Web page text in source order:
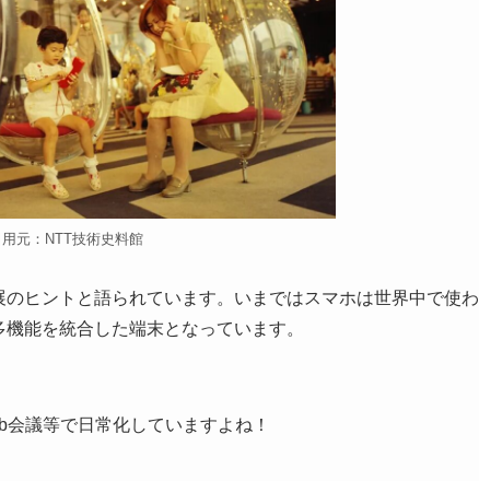
用元：NTT技術史料館
ヒントと語られています。いまではスマホは世界中で使わ
能を統合した端末となっています。
議等で日常化していますよね！